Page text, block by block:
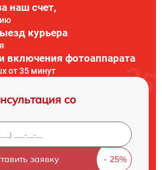
наш счет,
курьера
включения фотоаппарата
от 35 минут
со
заявку